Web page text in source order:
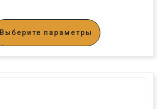
Выберите параметры